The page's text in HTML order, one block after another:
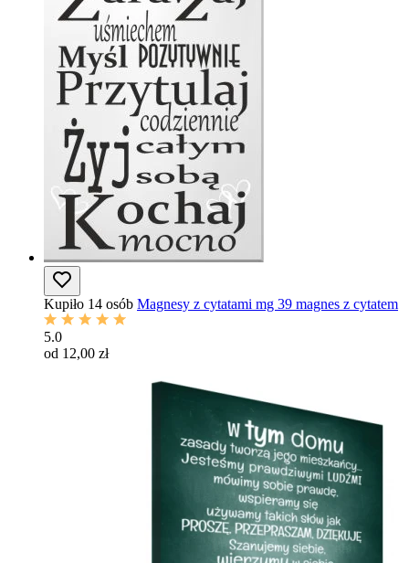
Kupiło 14 osób Magnesy z cytatami mg 39 magnes z cytatem
5.0
od 12,00 zł